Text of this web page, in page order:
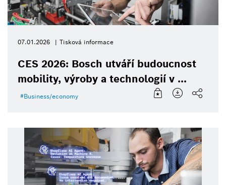
07.01.2026 Tisková informace
CES 2026: Bosch utváří budoucnost
mobility, výroby a technologií v ...
Business/economy